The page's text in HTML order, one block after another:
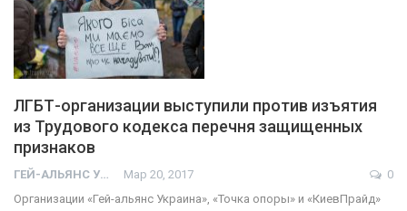
ЛГБТ-организации выступили против изъятия
из Трудового кодекса перечня защищенных
признаков
ГЕЙ-АЛЬЯНС УКРАИНА Мар 20, 2017
0
Организации «Гей-альянс Украина», «Точка опоры» и «КиевПрайд»